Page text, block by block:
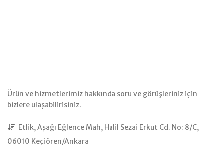
Ürün ve hizmetlerimiz hakkında soru ve görüşleriniz için
bizlere ulaşabilirisiniz.
Etlik, Aşağı Eğlence Mah, Halil Sezai Erkut Cd. No: 8/C,
06010 Keçiören/Ankara